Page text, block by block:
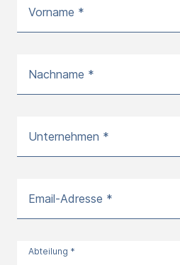
Vorname *
Nachname *
Unternehmen *
Email-Adresse *
Abteilung *